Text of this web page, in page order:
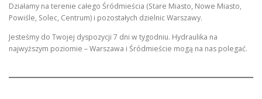
Działamy na terenie całego Śródmieścia (Stare Miasto, Nowe Miasto,
Powiśle, Solec, Centrum) i pozostałych dzielnic Warszawy.
Jesteśmy do Twojej dyspozycji 7 dni w tygodniu. Hydraulika na
najwyższym poziomie – Warszawa i Śródmieście mogą na nas polegać.